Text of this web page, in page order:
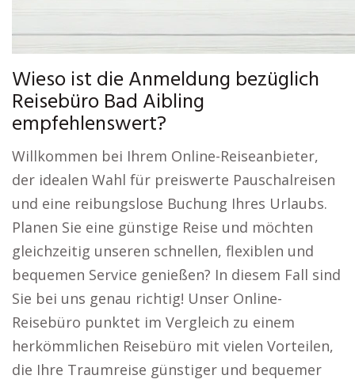
Wieso ist die Anmeldung bezüglich
Reisebüro Bad Aibling
empfehlenswert?
Willkommen bei Ihrem Online-Reiseanbieter,
der idealen Wahl für preiswerte Pauschalreisen
und eine reibungslose Buchung Ihres Urlaubs.
Planen Sie eine günstige Reise und möchten
gleichzeitig unseren schnellen, flexiblen und
bequemen Service genießen? In diesem Fall sind
Sie bei uns genau richtig! Unser Online-
Reisebüro punktet im Vergleich zu einem
herkömmlichen Reisebüro mit vielen Vorteilen,
die Ihre Traumreise günstiger und bequemer